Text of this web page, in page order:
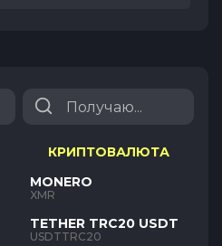
КРИПТОВАЛЮТА
MONERO
XMR
TETHER TRC20 USDT
USDTTRC20